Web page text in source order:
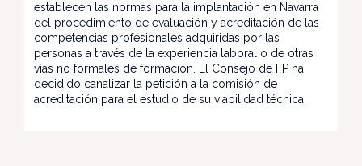
establecen las normas para la implantación en Navarra
del procedimiento de evaluación y acreditación de las
competencias profesionales adquiridas por las
personas a través de la experiencia laboral o de otras
vías no formales de formación. El Consejo de FP ha
decidido canalizar la petición a la comisión de
acreditación para el estudio de su viabilidad técnica.